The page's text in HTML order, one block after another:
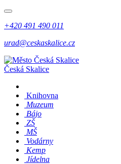
+420 491 490 011
urad@ceskaskalice.cz
Česká Skalice
Knihovna
Muzeum
Bájo
ZŠ
MŠ
Vodárny
Kemp
Jídelna